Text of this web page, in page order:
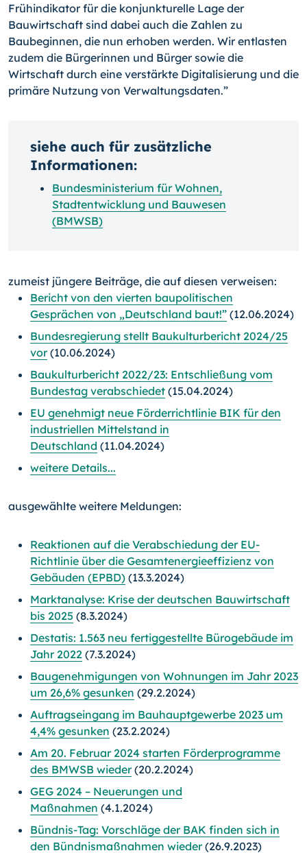
Frühindikator für die konjunkturelle Lage der
Bauwirtschaft sind dabei auch die Zahlen zu
Baubeginnen, die nun erhoben werden. Wir entlasten
zudem die Bürgerinnen und Bürger sowie die
Wirtschaft durch eine verstärkte Digitalisierung und die
primäre Nutzung von Verwaltungsdaten.”
siehe auch für zusätzliche
Informationen:
Bundesministerium für Wohnen,
Stadtentwicklung und Bauwesen
(BMWSB)
zumeist jüngere Beiträge, die auf diesen verweisen:
Bericht von den vierten baupolitischen
Gesprächen von „Deutschland baut!” (12.06.2024)
Bundesregierung stellt Baukulturbericht 2024/25
vor(10.06.2024)
Baukulturbericht 2022/23: Entschließung vom
Bundestag verabschiedet (15.04.2024)
EU genehmigt neue Förderrichtlinie BIK für den
industriellen Mittelstand in
Deutschland (11.04.2024)
weitere Details...
ausgewählte weitere Meldungen:
Reaktionen auf die Verabschiedung der EU-
Richtlinie über die Gesamtenergieeffizienz von
Gebäuden (EPBD) (13.3.2024)
Marktanalyse: Krise der deutschen Bauwirtschaft
bis 2025 (8.3.2024)
Destatis: 1.563 neu fertiggestellte Bürogebäude im
Jahr 2022 (7.3.2024)
Baugenehmigungen von Wohnungen im Jahr 2023
um 26,6% gesunken (29.2.2024)
Auftragseingang im Bauhauptgewerbe 2023 um
4,4% gesunken (23.2.2024)
Am 20. Februar 2024 starten Förderprogramme
des BMWSB wieder(20.2.2024)
GEG 2024 – Neuerungen und
Maßnahmen (4.1.2024)
Bündnis-Tag: Vorschläge der BAK finden sich in
den Bündnismaßnahmen wieder(26.9.2023)